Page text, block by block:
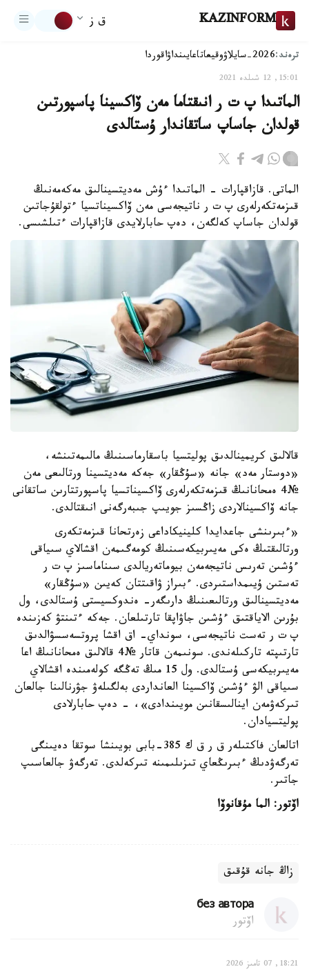
KAZINFORM ق ز
ترەند:2026-سايلاۋ وقيعاتاعايىنداۋاقوردا
15:01, 12 شىلدە 2021
الماتىدا پ ت ر انىقتاما مەن ۆاكسينا پاسپورتىن
قولدان جاساپ ساتقاندار ۇستالدى
الماتى. قازاقپارات - الماتىدا ءۇش مەديتسينالىق مەكەمەنىڭ
قىزمەتكەرلەرى پ ت ر ناتيجەسى مەن ۆاكسيناتسيا ءتولقۇجاتىن
قولدان جاساپ كەلگەن، دەپ حابارلايدى قازاقپارات ءتىلشىسى.
قالالىق كريمينالدىق پوليتسيا باسقارماسىنىڭ مالىمەتىنشە،
«دوستار مەد» جانە «سۇڭقار» جەكە مەديتسينا ورتالىعى مەن
№4 ەمحانانىڭ قىزمەتكەرلەرى ۆاكسيناتسيا پاسپورتتارىن ساتقانى
جانە ۆاكسينالاردى زاڭسىز جويىپ جىبەرگەنى انىقتالدى.
«ءبىرىنشى جاعدايدا كلينيكاداعى زەرتحانا قىزمەتكەرى
ورتالىقتىڭ ەكى مەيىربيكەسىنىڭ كومەگىمەن اقشالاي سىياقى
ءۇشىن تەرىس ناتيجەمەن بيوماتەريالدى سىناماسىز پ ت ر
تەستىن ۇيىمداستىردى. ءبىراز ۋاقىتتان كەيىن «سۇڭقار»
مەديتسينالىق ورتالىعىنىڭ دارىگەر- ەندوكسيستى ۇستالدى، ول
بۇرىن الاياقتىق ءۇشىن جاۋاپقا تارتىلعان. جەكە ءتىنتۋ كەزىندە
پ ت ر تەست ناتيجەسى، سونداي- اق اقشا پروتسەسسۋالدىق
تارتىپتە تاركىلەندى. سونىمەن قاتار №4 قالالىق ەمحانانىڭ اعا
مەيىربيكەسى ۇستالدى. ول 15 مىڭ تەڭگە كولەمىندە اقشالاي
سىياقى الۋ ءۇشىن ۆاكسينا العانداردى بەلگىلەۋ جۋرنالىنا جالعان
تىركەۋمەن اينالىسقانىن مويىندادى»، - دەپ حابارلادى
پوليتسيادان.
اتالعان فاكتىلەر ق ر ق ك 385-بابى بويىنشا سوتقا دەيىنگى
تەرگەۋدىڭ ءبىرىڭعاي تىزىلىمىنە تىركەلدى. تەرگەۋ جالعاسىپ
جاتىر.
اۆتور: الما مۇقانوۆا
زاڭ جانە قۇقىق
без автора
اۆتور
18:21, 07 تامىز 2026